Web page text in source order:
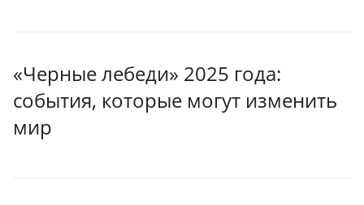
«Черные лебеди» 2025 года:
события, которые могут изменить
мир